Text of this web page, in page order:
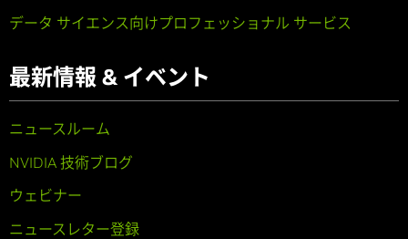
データ サイエンス向けプロフェッショナル サービス
最新情報 & イベント
ニュースルーム
NVIDIA 技術ブログ
ウェビナー
ニュースレター登録